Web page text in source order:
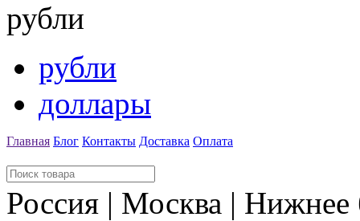
рубли
рубли
доллары
Главная Блог Контакты Доставка Оплата
Россия | Москва |